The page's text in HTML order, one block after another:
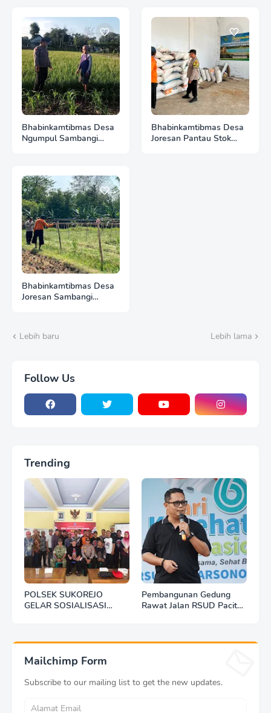
Bhabinkamtibmas Desa
Ngumpul Sambangi
Pangan Mandiri
Bhabinkamtibmas Desa
Joresan Pantau Stok
Bhabinkamtibmas Desa
Joresan Sambangi
Lebih baru
Lebih lama
Follow Us
Trending
POLSEK SUKOREJO
GELAR SOSIALISASI
Pembangunan Gedung
Rawat Jalan RSUD Pacitan
Mailchimp Form
Subscribe to our mailing list to get the new updates.